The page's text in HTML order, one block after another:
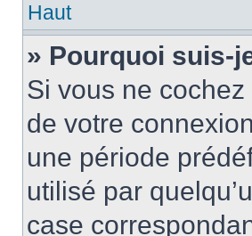
Haut
» Pourquoi suis-
Si vous ne
de votre
une période
utilisé par
case